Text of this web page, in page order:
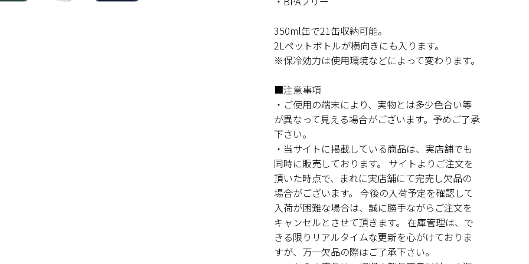
350ml缶で21缶収納可能。
2Lペットボトルが横向きにも入ります。
※保冷効力は使用環境などによって変わります。
■注意事項
・ご使用の端末により、実物とは多少色合い等
が異なって見える場合がございます。予めご了承
下さい。
・当サイトに掲載している商品は、実店舗でも
同時に販売しております。 サイトよりご注文を
頂いた時点で、まれに実店舗にて完売し欠品の
場合がございます。 今後の入荷予定を確認して
入荷が困難な場合は、誠に勝手ながらご注文を
キャンセルとさせて頂きます。 在庫管理は、で
きる限りリアルタイムな更新を心がけておりま
すが、万一欠品の際はご了承下さい。